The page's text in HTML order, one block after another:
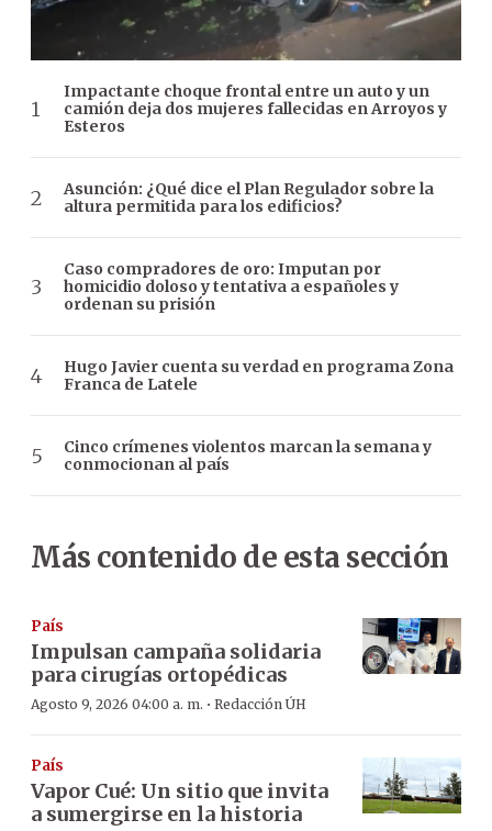
Impactante choque frontal entre un auto y un
camión deja dos mujeres fallecidas en Arroyos y
Esteros
Asunción: ¿Qué dice el Plan Regulador sobre la
altura permitida para los edificios?
Caso compradores de oro: Imputan por
homicidio doloso y tentativa a españoles y
ordenan su prisión
Hugo Javier cuenta su verdad en programa Zona
Franca de Latele
Cinco crímenes violentos marcan la semana y
conmocionan al país
Más contenido de esta sección
País
Impulsan campaña solidaria
para cirugías ortopédicas
Agosto 9, 2026 04:00 a. m. · Redacción ÚH
País
Vapor Cué: Un sitio que invita
a sumergirse en la historia